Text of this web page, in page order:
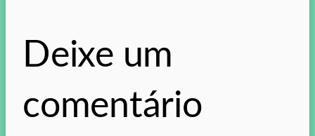
Deixe um
comentário